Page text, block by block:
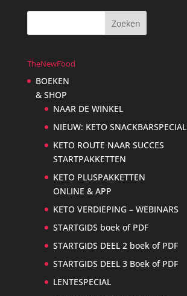
TheNewFood
BOEKEN
& SHOP
NAAR DE WINKEL
NIEUW: KETO SNACKBARSPECIAL
KETO ROUTE NAAR SUCCES
STARTPAKKETTEN
KETO PLUSPAKKETTEN
ONLINE & APP
KETO VERDIEPING – WEBINARS
STARTGIDS boek of PDF
STARTGIDS DEEL 2 boek of PDF
STARTGIDS DEEL 3 Boek of PDF
LENTESPECIAL